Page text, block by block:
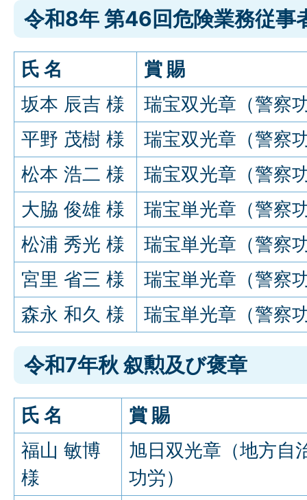
令和8年 第46回危険業務従事
氏 名
賞 賜
坂本 辰吉 様
瑞宝双光章（警察
平野 茂樹 様
瑞宝双光章（警察
松本 浩二 様
瑞宝双光章（警察
大脇 俊雄 様
瑞宝単光章（警察
松浦 秀光 様
瑞宝単光章（警察
宮里 省三 様
瑞宝単光章（警察
森永 和久 様
瑞宝単光章（警察
令和7年秋 叙勲及び褒章
氏 名
賞 賜
福山 敏博
様
旭日双光章（地方自
功労）